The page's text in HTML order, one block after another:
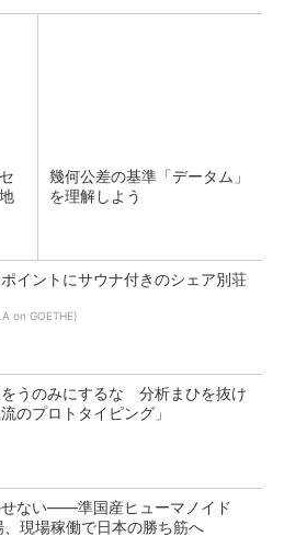
幾何公差の基準「データム」
を理解しよう
イントにサウナ付きのシェア別荘
on GOETHE)
うのみにするな 分析まひを抜け
のプロトタイピング」
せない――準国産ヒューマノイド
、現場稼働で日本の勝ち筋へ